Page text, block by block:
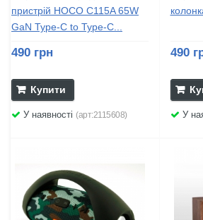
пристрій HOCO C115A 65W
GaN Type-C to Type-C...
490 грн
Купити
У наявності (арт:2115608)
490
У